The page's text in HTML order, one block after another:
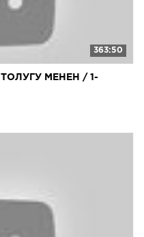
363:50
ТОЛУГУ МЕНЕН / 1-